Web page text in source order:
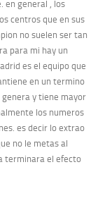
en general , los
centros que en sus
no suelen ser tan
para mi hay un
es el equipo que
en un termino
y tiene mayor
los numeros
es decir lo extrao
no le metas al
terminara el efecto